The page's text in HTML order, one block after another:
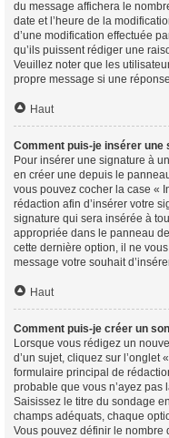
du message affichera le
date et l’heure de la
d’une modification effectuée
qu’ils puissent rédiger une
Veuillez noter que les
propre message si une
Haut
Comment puis-je insérer une
Pour insérer une signature à
en créer une depuis le
vous pouvez cocher la case «
rédaction afin d’insérer votre
signature qui sera insérée à
appropriée dans le panneau
cette dernière option, il ne
message votre souhait
Haut
Comment puis-je créer un
Lorsque vous rédigez un
d’un sujet, cliquez sur l’onglet
formulaire principal de
probable que vous n’ayez
Saisissez le titre du sondage
champs adéquats, chaque
Vous pouvez définir le nombre